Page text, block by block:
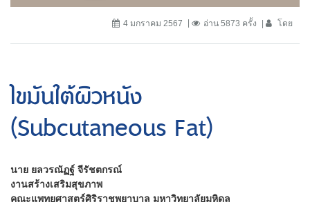
4 มกราคม 2567 อ่าน 5873 ครั้ง โดย
ไขมันใต้ผิวหนัง
(Subcutaneous Fat)
นาย ยลวรณัฏฐ์ จีรัชตกรณ์
งานสร้างเสริมสุขภาพ
คณะแพทยศาสตร์ศิริราชพยาบาล มหาวิทยาลัยมหิดล